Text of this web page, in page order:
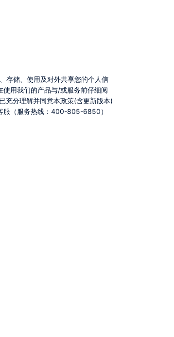
用我们的产品与/或服务前仔细阅
充分理解并同意本政策(含更新版本)
服（服务热线：400-805-6850）